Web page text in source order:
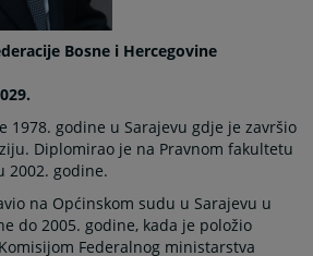
Bosne i Hercegovine
1978. godine u Sarajevu gdje je završio
Diplomirao je na Pravnom fakultetu
2002. godine.
na Općinskom sudu u Sarajevu u
do 2005. godine, kada je položio
Federalnog ministarstva